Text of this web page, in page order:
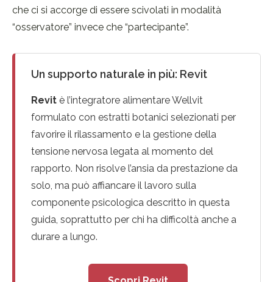
che ci si accorge di essere scivolati in modalità
“osservatore” invece che “partecipante”.
Un supporto naturale in più: Revit
Revit è l’integratore alimentare Wellvit
formulato con estratti botanici selezionati per
favorire il rilassamento e la gestione della
tensione nervosa legata al momento del
rapporto. Non risolve l’ansia da prestazione da
solo, ma può affiancare il lavoro sulla
componente psicologica descritto in questa
guida, soprattutto per chi ha difficoltà anche a
durare a lungo.